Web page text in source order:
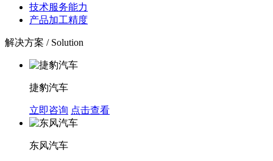
技术服务能力
产品加工精度
解决方案 / Solution
捷豹汽车
立即咨询 点击查看
东风汽车